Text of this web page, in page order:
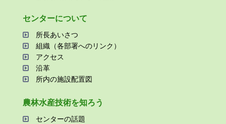
センターについて
所⻑あいさつ
組織（各部署へのリンク）
アクセス
沿⾰
所内の施設配置図
農林⽔産技術を知ろう
センターの話題